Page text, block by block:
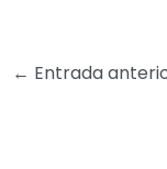
← Entrada